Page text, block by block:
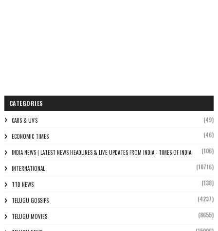
CATEGORIES
CARS & UV'S (49)
ECONOMIC TIMES (46)
INDIA NEWS | LATEST NEWS HEADLINES & LIVE UPDATES FROM INDIA - TIMES OF INDIA (106)
INTERNATIONAL (10716)
TTD NEWS (138)
TELUGU GOSSIPS (4237)
TELUGU MOVIES (8655)